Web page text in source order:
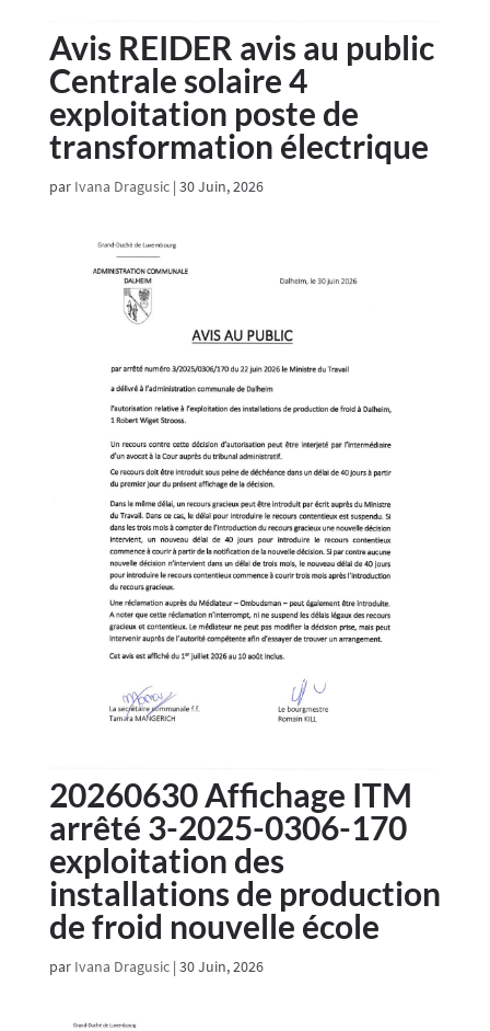
Avis REIDER avis au public
Centrale solaire 4
exploitation poste de
transformation électrique
par Ivana Dragusic| 30 Juin, 2026
20260630 Affichage ITM
arrêté 3-2025-0306-170
exploitation des
installations de production
de froid nouvelle école
par Ivana Dragusic| 30 Juin, 2026